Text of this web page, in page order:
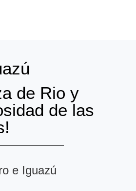
de Rio y
de las
e Iguazú